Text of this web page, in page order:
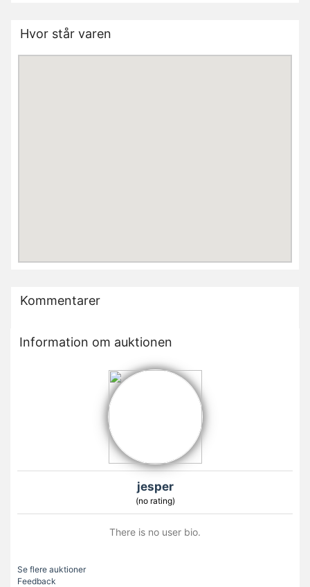
Hvor står varen
Kommentarer
Information om auktionen
jesper
(no rating)
There is no user bio.
Se flere auktioner
Feedback